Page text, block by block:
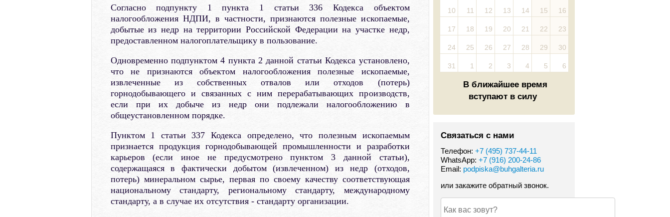
Согласно подпункту 1 пункта 1 статьи 336 Кодекса объектом
налогообложения НДПИ, в частности, признаются полезные ископаемые,
добытые из недр на территории Российской Федерации на участке недр,
предоставленном налогоплательщику в пользование.
Одновременно подпунктом 4 пункта 2 данной статьи Кодекса установлено,
что не признаются объектом налогообложения полезные ископаемые,
извлеченные из собственных отвалов или отходов (потерь)
горнодобывающего и связанных с ним перерабатывающих производств,
если при их добыче из недр они подлежали налогообложению в
общеустановленном порядке.
Пунктом 1 статьи 337 Кодекса определено, что полезным ископаемым
признается продукция горнодобывающей промышленности и разработки
карьеров (если иное не предусмотрено пунктом 3 данной статьи),
содержащаяся в фактически добытом (извлеченном) из недр (отходов,
потерь) минеральном сырье, первая по своему качеству соответствующая
национальному стандарту, региональному стандарту, международному
стандарту, а в случае их отсутствия - стандарту организации.
10 11 12 13 14 15 16
17 18 19 20 21 22 23
24 25 26 27 28 29 30
31 1 2 3 4 5 6
В ближайшее время
вступают в силу
Связаться с нами
Телефон: +7 (495) 737-44-11
WhatsApp: +7 (916) 200-24-86
Email: podpiska@buhgalteria.ru
или закажите обратный звонок.